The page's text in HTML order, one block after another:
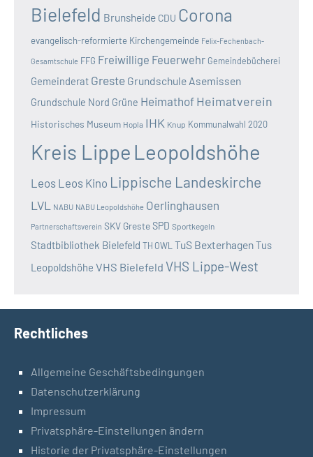
Bielefeld Brunsheide CDU Corona
evangelisch-reformierte Kirchengemeinde Felix-Fechenbach-
Gesamtschule FFG Freiwillige Feuerwehr Gemeindebücherei
Gemeinderat Greste Grundschule Asemissen
Grundschule Nord Grüne Heimathof Heimatverein
Historisches Museum Hopla IHK Knup Kommunalwahl 2020
Kreis Lippe Leopoldshöhe
Leos Leos Kino Lippische Landeskirche
LVL NABU NABU Leopoldshöhe Oerlinghausen
Partnerschaftsverein SKV GresteSPD Sportkegeln
Stadtbibliothek Bielefeld TH OWL TuS BexterhagenTus
Leopoldshöhe VHS Bielefeld VHS Lippe-West
Rechtliches
Allgemeine Geschäftsbedingungen
Datenschutzerklärung
Impressum
Privatsphäre-Einstellungen ändern
Historie der Privatsphäre-Einstellungen